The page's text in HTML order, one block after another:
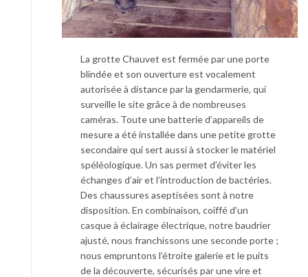
La grotte Chauvet est fermée par une porte
blindée et son ouverture est vocalement
autorisée à distance par la gendarmerie, qui
surveille le site grâce à de nombreuses
caméras. Toute une batterie d’appareils de
mesure a été installée dans une petite grotte
secondaire qui sert aussi à stocker le matériel
spéléologique. Un sas permet d’éviter les
échanges d’air et l’introduction de bactéries.
Des chaussures aseptisées sont à notre
disposition. En combinaison, coiffé d’un
casque à éclairage électrique, notre baudrier
ajusté, nous franchissons une seconde porte ;
nous empruntons l’étroite galerie et le puits
de la découverte, sécurisés par une vire et